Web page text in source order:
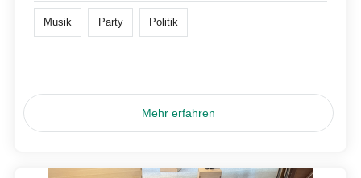
Musik Party Politik
Mehr erfahren